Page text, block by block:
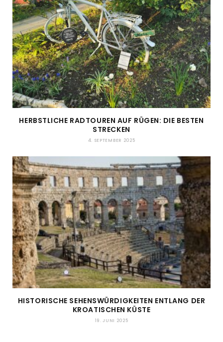
HERBSTLICHE RADTOUREN AUF RÜGEN: DIE BESTEN
STRECKEN
4. SEPTEMBER 2025
HISTORISCHE SEHENSWÜRDIGKEITEN ENTLANG DER
KROATISCHEN KÜSTE
19. JUNI 2025